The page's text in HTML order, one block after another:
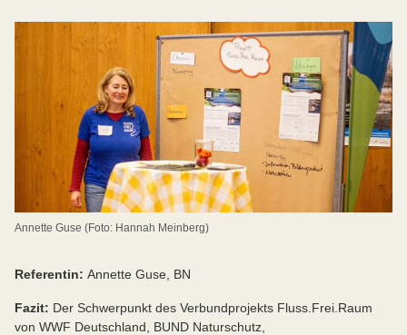
Annette Guse (Foto: Hannah Meinberg)
Referentin: Annette Guse, BN
Fazit: Der Schwerpunkt des Verbundprojekts Fluss.Frei.Raum
von WWF Deutschland, BUND Naturschutz,